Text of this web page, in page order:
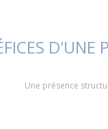
D'UNE
Une présence